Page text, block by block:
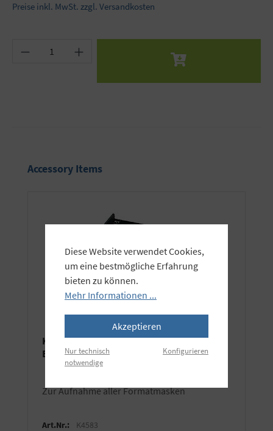
Preise inkl. MwSt. zzgl. Versandkosten
Produkt Anzahl: Gib den gewünschten Wert
Produktgalerie überspringen
Accessory Items
KAISER Basis-Buchbildbühne ohne
Einlagen
zur Aufnahme aller Formatmasken
Art.Nr.: K4583
Diese Website verwendet Cookies,
um eine bestmögliche Erfahrung
bieten zu können.
Mehr Informationen ...
Akzeptieren
Nur technisch
notwendige
Konfigurieren